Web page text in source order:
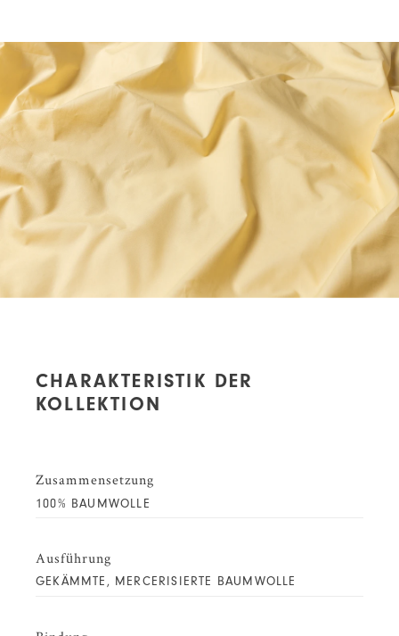
CHARAKTERISTIK DER
KOLLEKTION
Zusammensetzung
100% BAUMWOLLE
Ausführung
GEKÄMMTE, MERCERISIERTE BAUMWOLLE